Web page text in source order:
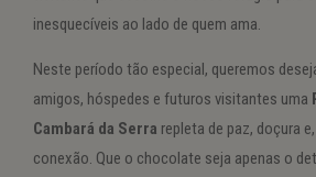
inesquecíveis ao lado de quem ama.
Neste período tão especial, queremos
amigos, hóspedes e futuros visitantes uma
Cambará da Serra repleta de paz, doçura
conexão. Que o chocolate seja apenas o